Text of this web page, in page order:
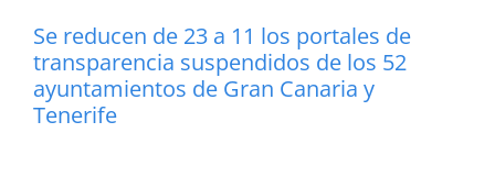
Se reducen de 23 a 11 los portales de
transparencia suspendidos de los 52
ayuntamientos de Gran Canaria y
Tenerife